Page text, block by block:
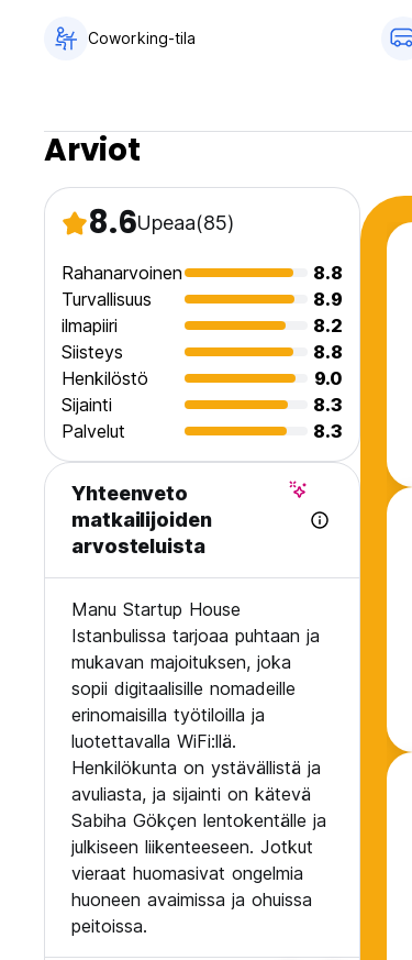
Coworking-tila
Arviot
8.6Upeaa(85)
Rahanarvoinen
8.8
Turvallisuus
8.9
ilmapiiri
8.2
Siisteys
8.8
Henkilöstö
9.0
Sijainti
8.3
Palvelut
8.3
Yhteenveto
matkailijoiden
arvosteluista
Manu Startup House
Istanbulissa tarjoaa puhtaan ja
mukavan majoituksen, joka
sopii digitaalisille nomadeille
erinomaisilla työtiloilla ja
luotettavalla WiFi:llä.
Henkilökunta on ystävällistä ja
avuliasta, ja sijainti on kätevä
Sabiha Gökçen lentokentälle ja
julkiseen liikenteeseen. Jotkut
vieraat huomasivat ongelmia
huoneen avaimissa ja ohuissa
peitoissa.